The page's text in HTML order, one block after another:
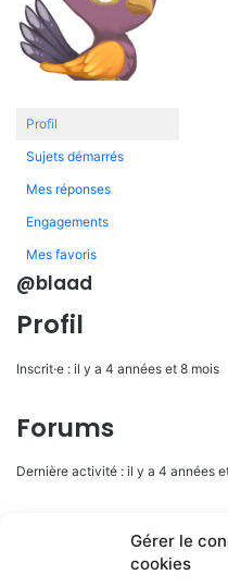
Gérer le
cookies
Profil
Sujets démarrés
Mes réponses
Engagements
Mes favoris
@blaad
Profil
Inscrit·e : il y a 4 années et 8 mois
Forums
Dernière activité : il y a 4 années